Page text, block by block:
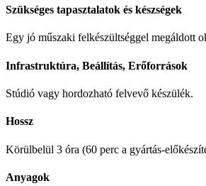
Szükséges tapasztalatok és készségek
Egy jó műszaki felkészültséggel megáldott
Infrastruktúra, Beállítás, Erőforrások
Stúdió vagy hordozható felvevő készülék.
Hossz
Körülbelül 3 óra (60 perc a gyártás-
Anyagok